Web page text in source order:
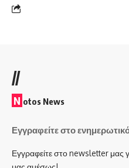
//
N otos News
Εγγραφείτε στο
Εγγραφείτε στο newsletter μας